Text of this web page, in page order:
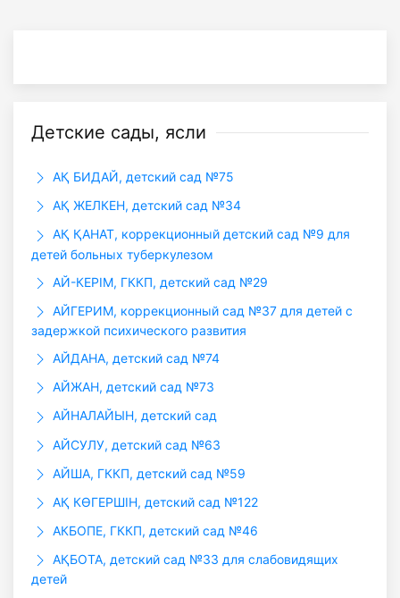
Детские сады, ясли
АҚ БИДАЙ, детский сад №75
АҚ ЖЕЛКЕН, детский сад №34
АҚ ҚАНАТ, коррекционный детский сад №9 для
детей больных туберкулезом
АЙ-КЕРІМ, ГККП, детский сад №29
АЙГЕРИМ, коррекционный сад №37 для детей с
задержкой психического развития
АЙДАНА, детский сад №74
АЙЖАН, детский сад №73
АЙНАЛАЙЫН, детский сад
АЙСУЛУ, детский сад №63
АЙША, ГККП, детский сад №59
АҚ КӨГЕРШІН, детский сад №122
АКБОПЕ, ГККП, детский сад №46
АҚБОТА, детский сад №33 для слабовидящих
детей